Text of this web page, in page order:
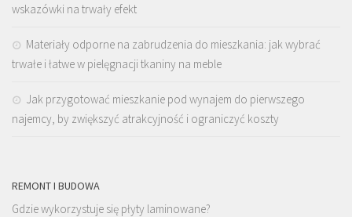
wskazówki na trwały efekt
Materiały odporne na zabrudzenia do mieszkania: jak wybrać
trwałe i łatwe w pielęgnacji tkaniny na meble
Jak przygotować mieszkanie pod wynajem do pierwszego
najemcy, by zwiększyć atrakcyjność i ograniczyć koszty
REMONT I BUDOWA
Gdzie wykorzystuje się płyty laminowane?